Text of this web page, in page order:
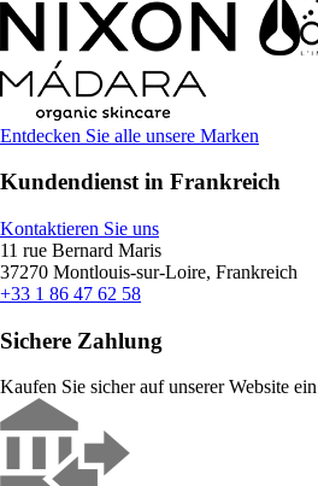
Entdecken Sie alle unsere Marken
Kundendienst in Frankreich
Kontaktieren Sie uns
11 rue Bernard Maris
37270 Montlouis-sur-Loire, Frankreich
+33 1 86 47 62 58
Sichere Zahlung
Kaufen Sie sicher auf unserer Website ein